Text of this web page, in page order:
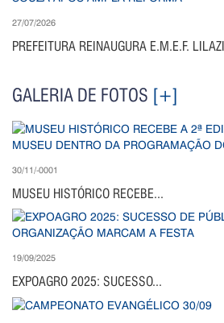
27/07/2026
PREFEITURA REINAUGURA E.M.E.F.
GALERIA DE FOTOS [+]
30/11/-0001
MUSEU HISTÓRICO RECEBE...
19/09/2025
EXPOAGRO 2025: SUCESSO...